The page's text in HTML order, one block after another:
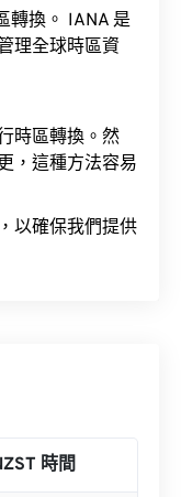
轉換。 IANA 是
理全球時區資
時區轉換。然
，這種方法容易
以確保我們提供
時間